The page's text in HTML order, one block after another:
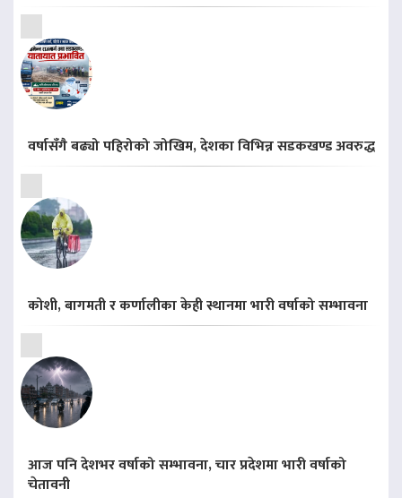
वर्षासँगै बढ्यो पहिरोको जोखिम, देशका विभिन्न सडकखण्ड अवरुद्ध
कोशी, बागमती र कर्णालीका केही स्थानमा भारी वर्षाको सम्भावना
आज पनि देशभर वर्षाको सम्भावना, चार प्रदेशमा भारी वर्षाको
चेतावनी